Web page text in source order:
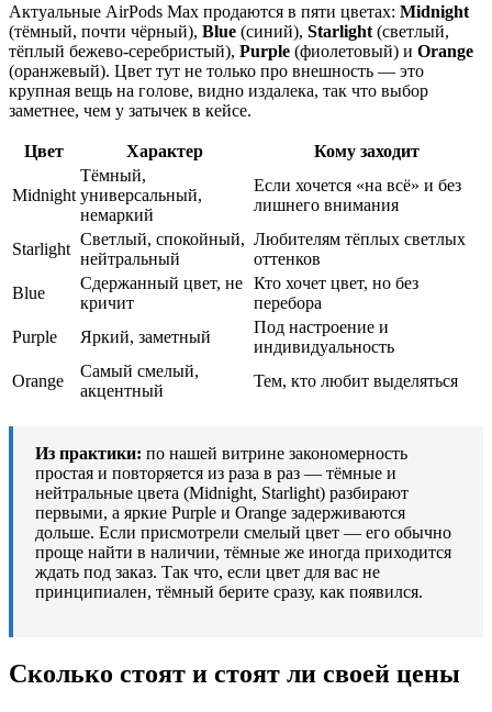
Актуальные AirPods Max продаются в пяти цветах: Midnight
(тёмный, почти чёрный), Blue (синий), Starlight (светлый,
тёплый бежево-серебристый), Purple (фиолетовый) и Orange
(оранжевый). Цвет тут не только про внешность — это
крупная вещь на голове, видно издалека, так что выбор
заметнее, чем у затычек в кейсе.
Цвет Характер Кому заходит
Midnight
Тёмный,
универсальный,
немаркий
Если хочется «на всё» и без
лишнего внимания
Starlight
Светлый, спокойный,
нейтральный
Любителям тёплых светлых
оттенков
Blue
Сдержанный цвет, не
кричит
Кто хочет цвет, но без
перебора
Purple
Яркий, заметный
Под настроение и
индивидуальность
Orange
Самый смелый,
акцентный
Тем, кто любит выделяться
Из практики: по нашей витрине закономерность
простая и повторяется из раза в раз — тёмные и
нейтральные цвета (Midnight, Starlight) разбирают
первыми, а яркие Purple и Orange задерживаются
дольше. Если присмотрели смелый цвет — его обычно
проще найти в наличии, тёмные же иногда приходится
ждать под заказ. Так что, если цвет для вас не
принципиален, тёмный берите сразу, как появился.
Сколько стоят и стоят ли своей цены